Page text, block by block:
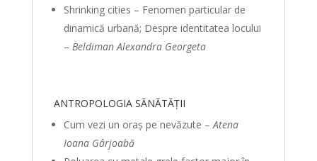
Shrinking cities – Fenomen particular de
dinamică urbană; Despre identitatea locului
– Beldiman Alexandra Georgeta
ANTROPOLOGIA SĂNĂTĂȚII
Cum vezi un oraș pe nevăzute –Atena
Ioana Gârjoabă